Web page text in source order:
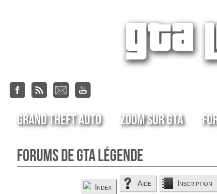
Grand Theft Auto Zoom sur GTA
Forums de GTA Légende
Index Aide Inscription